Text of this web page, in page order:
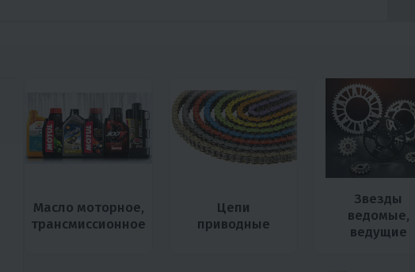
Масло моторное,
трансмиссионное
Цепи
приводные
Звезды
ведомые,
ведущие